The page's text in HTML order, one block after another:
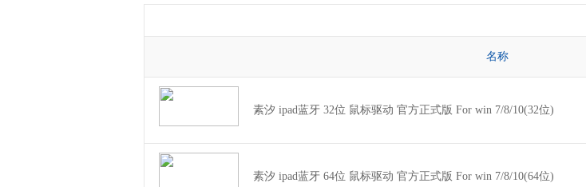
名称
素汐 ipad蓝牙 32位 鼠标驱动 官方正式版 For win 7/8/10(32位)
素汐 ipad蓝牙 64位 鼠标驱动 官方正式版 For win 7/8/10(64位)